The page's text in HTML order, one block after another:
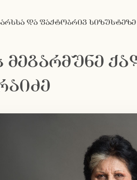
და ფაქტობრივ
მეგარმუნე